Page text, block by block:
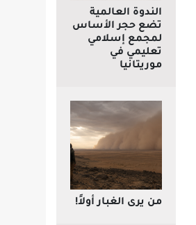
الندوة العالمية
تضع حجر الأساس
لمجمع إسلامي
تعليمي في
موريتانيا
من يرى الغبار أولاً!